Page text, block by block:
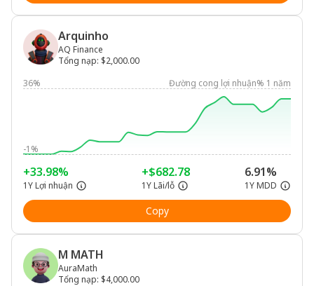
Arquinho
AQ Finance
Tổng nạp: $2,000.00
36%
Đường cong lợi nhuận% 1 năm
-1%
+33.98%
1Y Lợi nhuận
+$682.78
1Y Lãi/lỗ
6.91%
1Y MDD
Copy
M MATH
AuraMath
Tổng nạp: $4,000.00